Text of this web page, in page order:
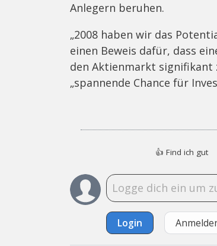
Anlegern beruhen.
„2008 haben wir das
einen Beweis dafür, dass
den Aktienmarkt signifikant
„spannende Chance für
👍 Find ich gut
Login